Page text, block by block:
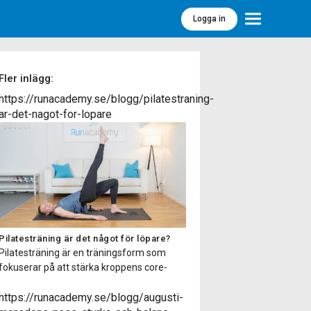
Logga in Meny
Fler inlägg:
runacademy.se/blogg/pilatestraning-
det-nagot-for-lopare
Pilatesträning är det något för löpare?
Pilatesträning är en träningsform som
på att stärka kroppens core-
och hållningen samt öka
runacademy.se/blogg/augusti-